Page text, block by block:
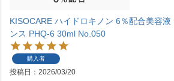
KISOCARE ハイドロキノン 6％配合美容
ンス PHQ-6 30ml No.050
購入者
投稿日 2026/03/20